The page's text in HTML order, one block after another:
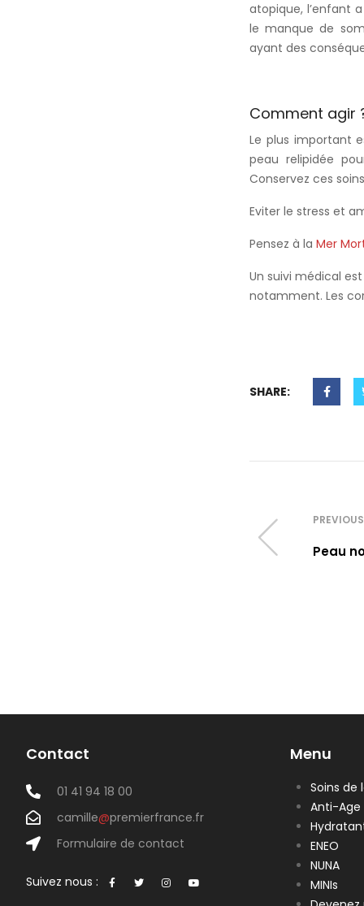
atopique, l’enfant
le manque de
ayant des
Comment agir
Le plus important
peau relipidée
Conservez ces
Eviter le stress et
Pensez à la Mer
Un suivi médical
notamment. Les
SHARE:
PREVIOUS
Peau
Contact
01 41 94 18 00
camille@premierfrance.fr
Formulaire de contact
Suivez nous :
Menu
Soins de
Anti-Age
ENEO
NUNA
MINIs